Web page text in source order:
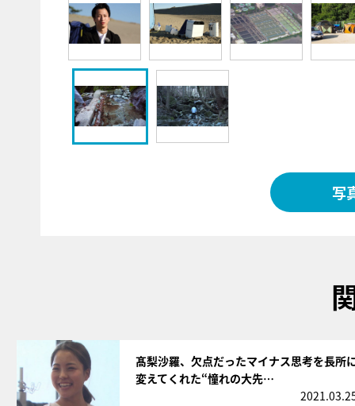
写
髙梨沙羅、欠点だったマイナス思考を長所
変えてくれた“憧れの大先…